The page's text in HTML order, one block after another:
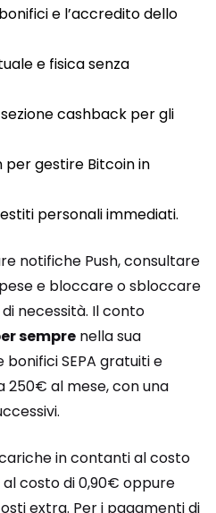
e l’accredito dello
e fisica senza
cashback per gli
gestire Bitcoin in
personali immediati.
notifiche Push, consultare
e bloccare o sbloccare
necessità. Il conto
sempre nella sua
SEPA gratuiti e
250€ al mese, con una
in contanti al costo
costo di 0,90€ oppure
extra. Per i pagamenti di